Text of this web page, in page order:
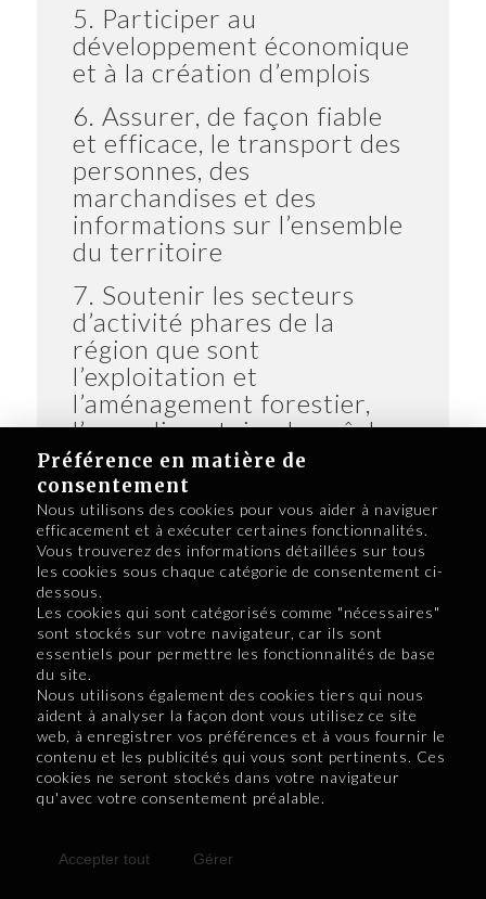
Préférence en matière de
consentement
Nous utilisons des cookies pour vous aider à naviguer
efficacement et à exécuter certaines fonctionnalités.
Vous trouverez des informations détaillées sur tous
les cookies sous chaque catégorie de consentement ci-
dessous.
Les cookies qui sont catégorisés comme "nécessaires"
sont stockés sur votre navigateur, car ils sont
essentiels pour permettre les fonctionnalités de base
du site.
Nous utilisons également des cookies tiers qui nous
aident à analyser la façon dont vous utilisez ce site
web, à enregistrer vos préférences et à vous fournir le
contenu et les publicités qui vous sont pertinents. Ces
cookies ne seront stockés dans votre navigateur
qu'avec votre consentement préalable.
Accepter tout Gérer
5. Participer au
développement économique
et à la création d’emplois
6. Assurer, de façon fiable
et efficace, le transport des
personnes, des
marchandises et des
informations sur l’ensemble
du territoire
7. Soutenir les secteurs
d’activité phares de la
région que sont
l’exploitation et
l’aménagement forestier,
l’agroalimentaire, les pêches
et l’aquaculture, l’industrie
éolienne, le tourisme et les
technologies propres
Îles-de-la-Madeleine
1. Renverser la tendance
démographique
transport et de